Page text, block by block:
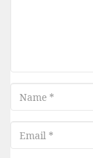
Name
Email